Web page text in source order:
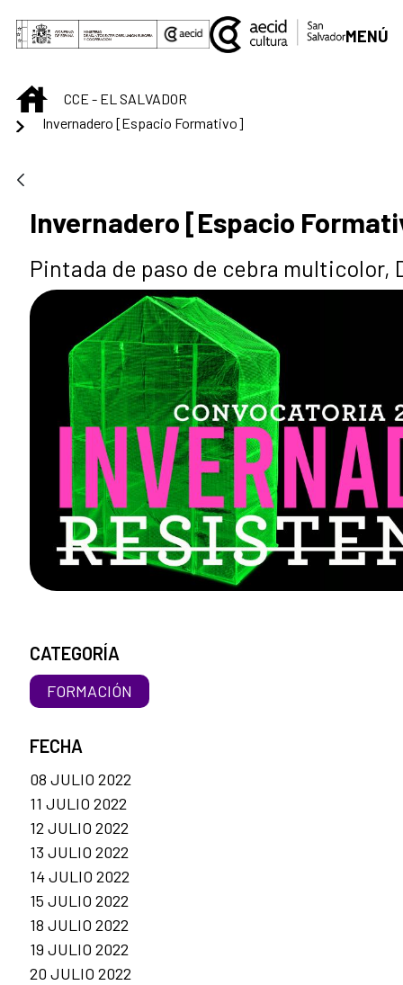
Saltar al contenido principal
MENÚ
INICIOCCE - EL SALVADOR
Invernadero [Espacio Formativo]
Invernadero [Espacio
Pintada de paso de cebra multicolor,
CATEGORÍA
FORMACIÓN
FECHA
08 JULIO 2022
11 JULIO 2022
12 JULIO 2022
13 JULIO 2022
14 JULIO 2022
15 JULIO 2022
18 JULIO 2022
19 JULIO 2022
20 JULIO 2022